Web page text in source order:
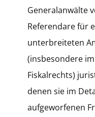
Generalanwälte
Referendare für
unterbreiteten
(insbesondere
Fiskalrechts)
denen sie im
aufgeworfenen